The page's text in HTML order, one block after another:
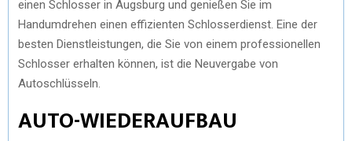
einen Schlosser in Augsburg und genießen Sie im
Handumdrehen einen effizienten Schlosserdienst. Eine der
besten Dienstleistungen, die Sie von einem professionellen
Schlosser erhalten können, ist die Neuvergabe von
Autoschlüsseln.
AUTO-WIEDERAUFBAU